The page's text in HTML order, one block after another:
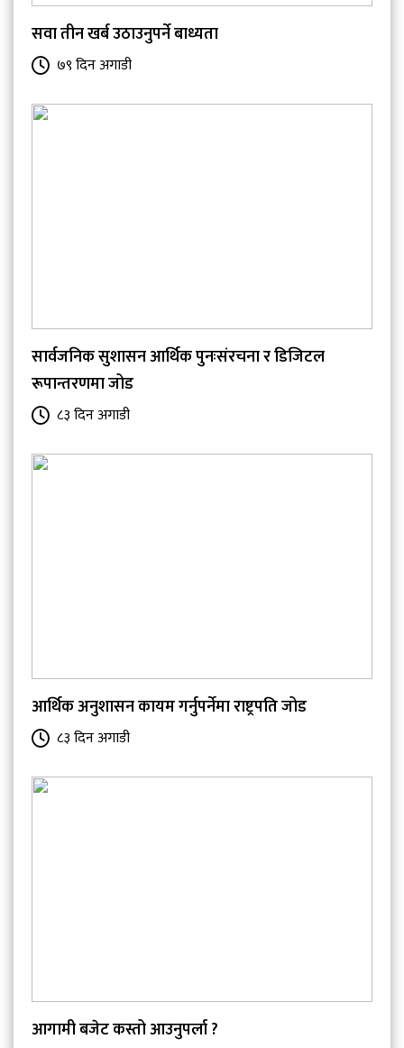
सवा तीन खर्ब उठाउनुपर्ने बाध्यता
७९ दिन अगाडी
सार्वजनिक सुशासन आर्थिक पुनःसंरचना र डिजिटल
रूपान्तरणमा जोड
८३ दिन अगाडी
आर्थिक अनुशासन कायम गर्नुपर्नेमा राष्ट्रपति जोड
८३ दिन अगाडी
आगामी बजेट कस्तो आउनुपर्ला ?